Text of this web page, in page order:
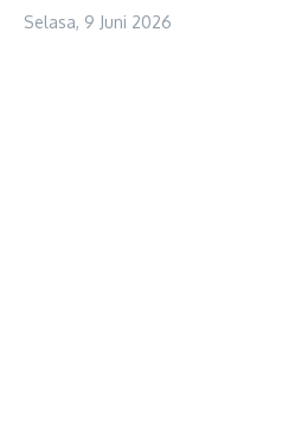
Selasa, 9 Juni 2026